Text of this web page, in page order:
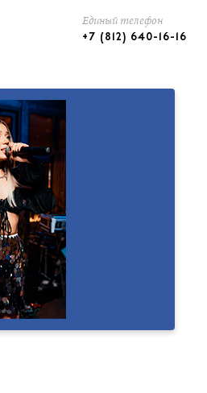
Единый телефон
+7 (812) 640-16-16